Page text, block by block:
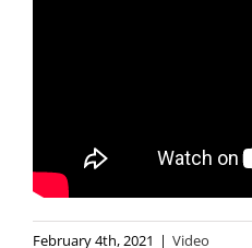
February 4th, 2021 | Video